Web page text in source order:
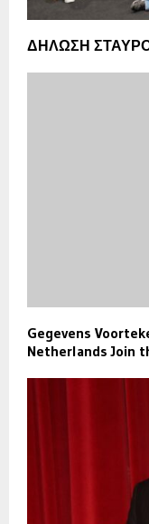
ΔΗΛΩΣΗ
Gegevens
Netherlands Join